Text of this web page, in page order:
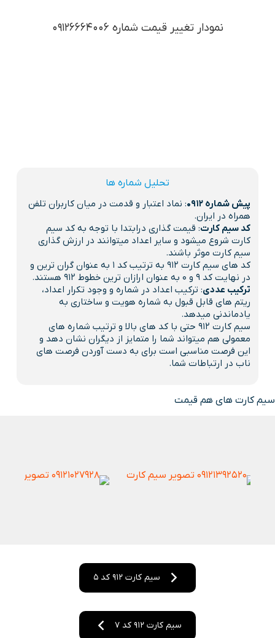
نمودار تغییر قیمت شماره 09126664006
تحلیل شماره ها
پیش شماره 0912
: نماد اعتبار و قدمت در میان کاربران تلفن
همراه در ایران.
کد سیم کارت: قیمت گذاری درابتدا با توجه به کد سیم
کارت شروع میشود و سایر اعداد میتوانند در ارزش گذاری
سیم کارت موثر باشند.
کد های سیم کارت 912 به ترتیب کد 1 به عنوان گران ترین و
در نهایت کد 9 و 0 به عنوان ارازان ترین خطوط 912 هستند.
ترکیب عددی: ترکیب اعداد در شماره و وجود تکرار اعداد،
ریتم های قابل قبول به شماره هویت و ساختاری به
یادماندنی میدهد.
سیم کارت 912 حتی با کد های بالا و ترتیب شماره های
معمولی هم میتواند شما را متمایز از دیگران نشان دهد و
این فرصت مناسبی است برای به دست آوردن فرصت های
ناب در ارتباطات شما.
سیم کارت های هم قیمت
سیم کارت 912 کد 5
سیم کارت 912 کد 7